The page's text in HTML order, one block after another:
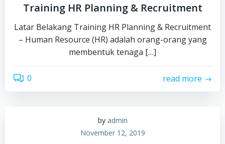
Training HR Planning & Recruitment
Latar Belakang Training HR Planning & Recruitment
– Human Resource (HR) adalah orang-orang yang
membentuk tenaga […]
0 read more
by admin
November 12, 2019